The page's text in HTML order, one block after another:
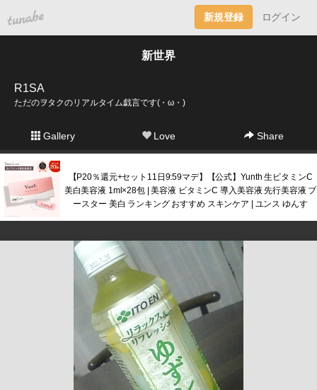
tuna.be 新規登録 ログイン
新世界
R1SA
ただのヲタクのリアルタイム戯言です(・ω・)
Gallery Love Share
【P20％還元+セット11日9:59マデ】【公式】Yunth 生ビタミンC
美白美容液 1ml×28包 | 美容液 ビタミンC 導入美容液 先行美容液 ブ
ースター 美白 ランキング おすすめ スキンケア | ユンス ゆんす